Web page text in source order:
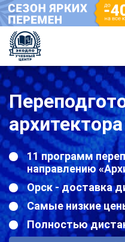
11 программ
направлению
Орск - доставка
Самые низкие
Полностью